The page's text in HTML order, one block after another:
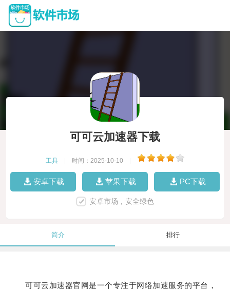
可可云加速器下载
工具 时间：2025-10-10
安卓下载 苹果下载 PC下载
安卓市场，安全绿色
简介 排行
可可云加速器官网是一个专注于网络加速服务的平台，